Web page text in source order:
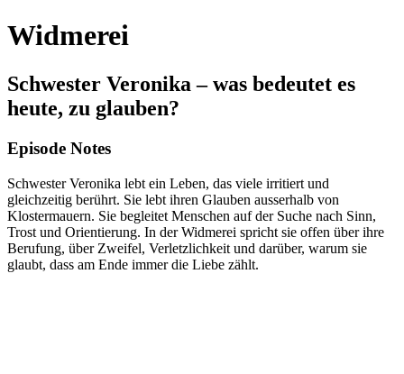
Widmerei
Schwester Veronika – was bedeutet es
heute, zu glauben?
Episode Notes
Schwester Veronika lebt ein Leben, das viele irritiert und
gleichzeitig berührt. Sie lebt ihren Glauben ausserhalb von
Klostermauern. Sie begleitet Menschen auf der Suche nach Sinn,
Trost und Orientierung. In der Widmerei spricht sie offen über ihre
Berufung, über Zweifel, Verletzlichkeit und darüber, warum sie
glaubt, dass am Ende immer die Liebe zählt.